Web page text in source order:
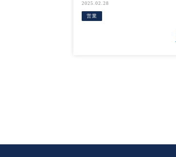
2025.02.28
営業
ー